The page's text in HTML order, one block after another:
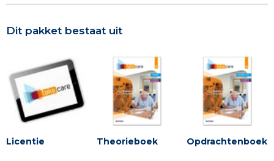
Dit pakket bestaat uit
Licentie Theorieboek Opdrachtenboek